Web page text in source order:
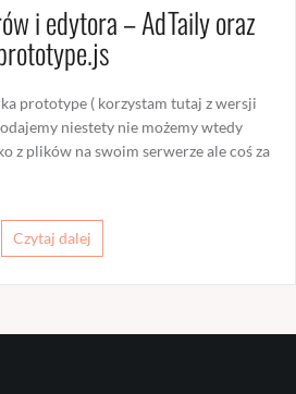
i edytora – AdTaily oraz
prototype ( korzystam tutaj z wersji
niestety nie możemy wtedy
z plików na swoim serwerze ale coś za
Czytaj dalej